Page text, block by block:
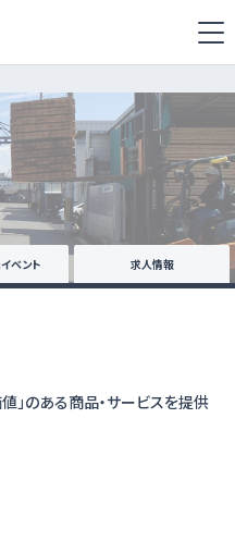
ベント 求人情報
」のある商品・サービスを提供